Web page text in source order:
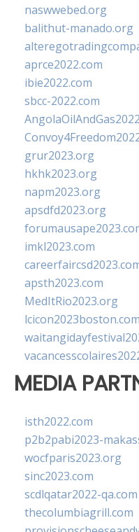
naswwebed.org
balithut-manado.org
aprce2022.com
ibie2022.com
sbcc-2022.com
grur2023.org
hkhk2023.org
napm2023.org
apsdfd2023.org
imkl2023.com
apsth2023.com
MedItRio2023.org
lcicon2023boston.com
MEDIA
isth2022.com
p2b2pabi2023-
wocfparis2023.org
sinc2023.com
scdlqatar2022-qa.com
thecolumbiagrill.com